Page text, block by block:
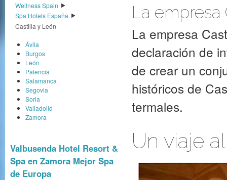
Wellness Spain
Spa Hotels España
Castilla y León
Ávila
Burgos
León
Palencia
Salamanca
Segovia
Soria
Valladolid
Zamora
Valbusenda Hotel Resort &
Spa en Zamora Mejor Spa
de Europa
La empresa
La empresa
declaración de
de crear un
históricos de
termales.
Un viaje